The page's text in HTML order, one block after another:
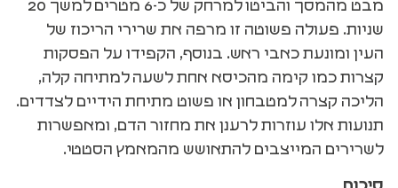
מבט מהמסך והביטו למרחק של כ-6 מטרים למשך 20
שניות. פעולה פשוטה זו מרפה את שרירי הריכוז של
העין ומונעת כאבי ראש. בנוסף, הקפידו על הפסקות
קצרות כמו קימה מהכיסא אחת לשעה למתיחה קלה,
הליכה קצרה למטבחון או פשוט מתיחת הידיים לצדדים.
תנועות אלו עוזרות לרענן את מחזור הדם, ומאפשרות
לשרירים המייצבים להתאושש מהמאמץ הסטטי.